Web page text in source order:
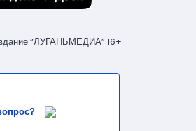
“ЛУГАНЬМЕДИА” 16+